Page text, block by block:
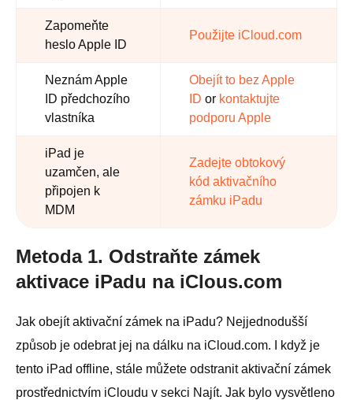
Zapomeňte
heslo Apple ID
Použijte iCloud.com
Neznám Apple
ID předchozího
vlastníka
Obejít to bez Apple
ID or kontaktujte
podporu Apple
iPad je
uzamčen, ale
připojen k
MDM
Zadejte obtokový
kód aktivačního
zámku iPadu
Metoda 1. Odstraňte zámek
aktivace iPadu na iClous.com
Jak obejít aktivační zámek na iPadu? Nejjednodušší
způsob je odebrat jej na dálku na iCloud.com. I když je
tento iPad offline, stále můžete odstranit aktivační zámek
prostřednictvím iCloudu v sekci Najít. Jak bylo vysvětleno